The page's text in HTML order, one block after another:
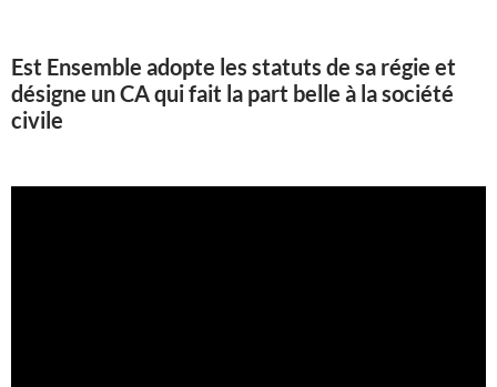
Est Ensemble adopte les statuts de sa régie et
désigne un CA qui fait la part belle à la société
civile